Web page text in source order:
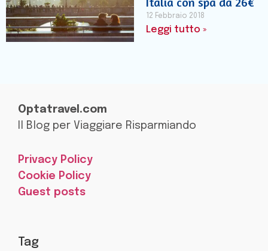
12 Febbraio 2018
Leggi tutto »
Optatravel.com
Il Blog per Viaggiare Risparmiando
Privacy Policy
Cookie Policy
Guest posts
Tag